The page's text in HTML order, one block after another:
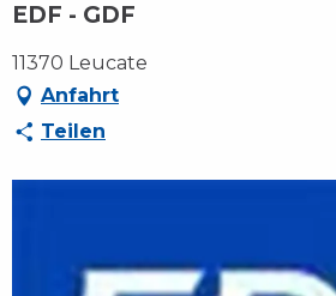
EDF - GDF
11370 Leucate
Anfahrt
Teilen